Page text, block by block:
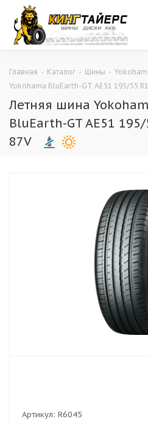
Главная - Каталог - Шины -
Yokohama BluEarth-GT AE51 195/55
Летняя шина
BluEarth-GT AE51
87V
Артикул: R6045